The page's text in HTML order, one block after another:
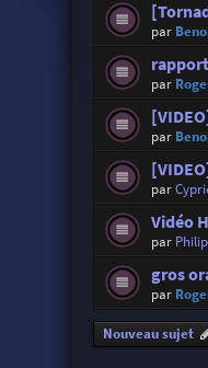
par
par
par
par
Vidéo
par
gros
par
Nouveau sujet